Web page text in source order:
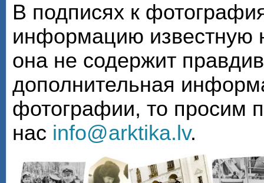
В подписях к
информацию известную
она не содержит
дополнительная
фотографии, то просим
нас info@arktika.lv.